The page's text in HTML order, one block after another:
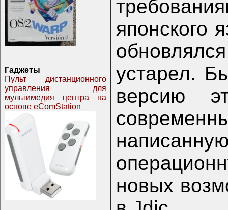
Гаджеты
Пульт дистанционного
управления для
мультимедия центра на
основе eComStation
японского
устарел.
версию
новых